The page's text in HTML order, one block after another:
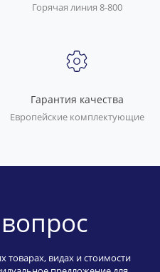
Горячая линия 8-800
Гарантия качества
Европейские комплектующие
видах и стоимости